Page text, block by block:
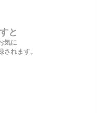
と
気に
されます。